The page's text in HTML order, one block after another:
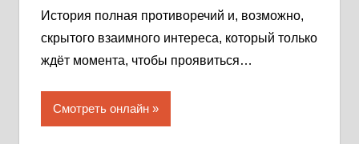
История полная противоречий и, возможно,
скрытого взаимного интереса, который только
ждёт момента, чтобы проявиться…
Смотреть онлайн